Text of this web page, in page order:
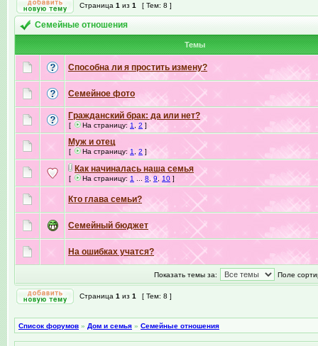
Страница 1 из 1 [ Тем: 8 ]
Семейные отношения
Темы
Способна ли я простить измену?
Семейное фото
Гражданский брак: да или нет?
[ На страницу: 1 2 ]
Муж и отец
[ На страницу: 1 2 ]
Как начиналась наша семья
[ На страницу: 1 8 ,9,10 ]
Кто глава семьи?
Семейный бюджет
На ошибках учатся?
Показать темы за: Поле
Страница 1 из 1 [ Тем: 8 ]
Список форумов » Дом и семья » Семейные отношения